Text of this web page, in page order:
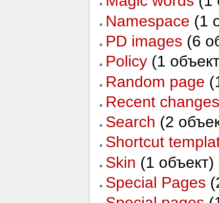
Namespace (1
PD images (6
Policy (1
Random page
Recent changes
Search (2
Shortcut
Skin ‏‎ (1 объект)
Special Pages